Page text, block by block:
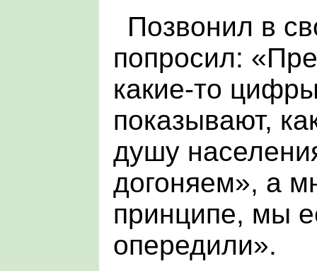
Позвонил в
попросил:
какие-то
показывают,
душу
догоняем», а
принципе, мы
опередили».